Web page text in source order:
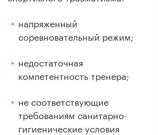
напряженный
соревновательный режим;
недостаточная
компетентность тренера;
не соответствующие
требованиям санитарно-
гигиенические условия